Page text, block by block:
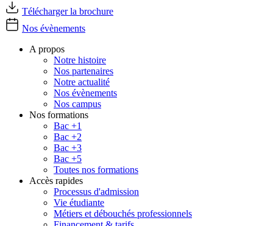
Télécharger la brochure
Nos évènements
A propos
Notre histoire
Nos partenaires
Notre actualité
Nos évènements
Nos campus
Nos formations
Bac +1
Bac +2
Bac +3
Bac +5
Toutes nos formations
Accès rapides
Processus d'admission
Vie étudiante
Métiers et débouchés professionnels